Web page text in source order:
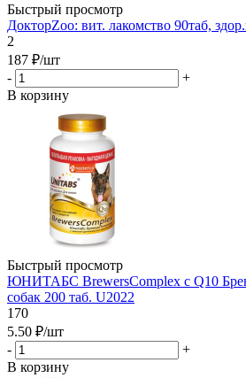
Быстрый просмотр
ДокторZoo: вит. лакомство 90таб,
2
187 ₽/шт
-
+
В корзину
Быстрый просмотр
ЮНИТАБС BrewersComplex с Q10
собак 200 таб. U2022
170
5.50 ₽/шт
-
+
В корзину